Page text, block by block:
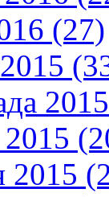
(27)
2015